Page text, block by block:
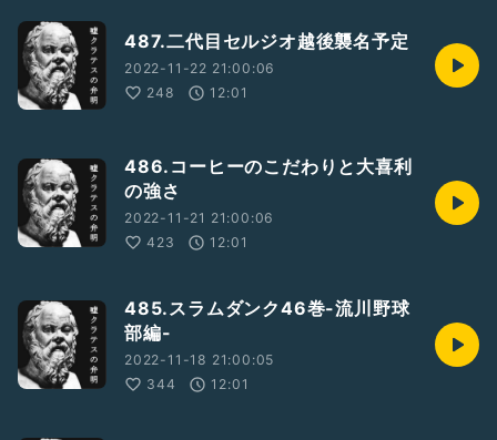
487.二代目セルジオ越後襲名予定
2022-11-22 21:00:06
248
12:01
486.コーヒーのこだわりと大喜利
の強さ
2022-11-21 21:00:06
423
12:01
485.スラムダンク46巻-流川野球
部編-
2022-11-18 21:00:05
344
12:01